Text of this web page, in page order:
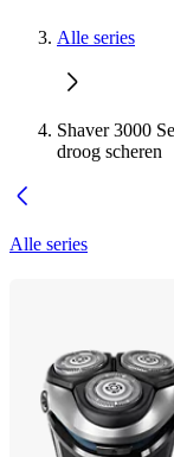
Alle series
Shaver 3000
droog scheren
Alle series